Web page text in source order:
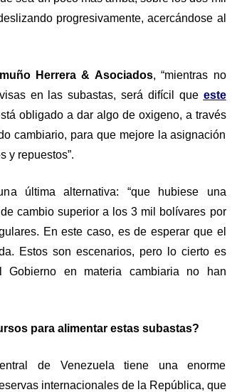
progresivamente, acercándose al
Herrera & Asociados, “mientras no
en las subastas, será difícil que este
obligado a dar algo de oxigeno, a través
cambiario, para que mejore la asignación
y repuestos”.
última alternativa: “que hubiese una
cambio superior a los 3 mil bolívares por
En este caso, es de esperar que el
Estos son escenarios, pero lo cierto es
en materia cambiaria no han
para alimentar estas subastas?
de Venezuela tiene una enorme
internacionales de la República, que